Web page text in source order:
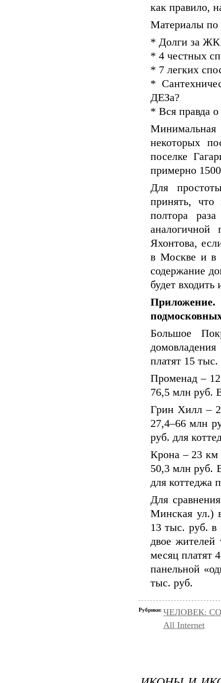
как правило,
Материалы по
* Долги за
* 4 честных
* 7 легких
*
ДЕЗа?
* Вся правда
некоторых
поселке
примерно
Для
принять, что
полтора
Яхонтова,
в Москве и в
содержание
будет
Большое
платят 15 тыс.
Променад –
76,5 млн руб.
Грин Хилл –
27,4–66 млн
руб. для
Крона – 23 км
50,3 млн руб.
для коттеджа
Для
Минская ул.)
13 тыс. руб.
двое
месяц платят
панельной
тыс. руб.
Рубрики: ЧЕЛОВЕК:
All Internet